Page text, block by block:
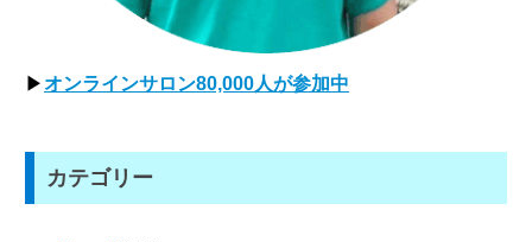
▶オンラインサロン80,000人が参加中
カテゴリー